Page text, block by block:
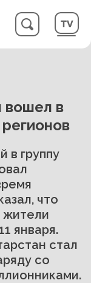
вошел в
в группу
что
жители
января.
стал
со